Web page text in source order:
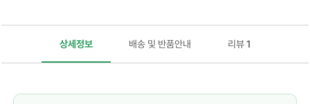
상세정보 배송 및 반품안내 리뷰1